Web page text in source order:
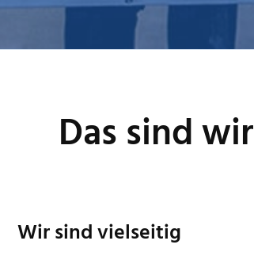
Das sind wir
Wir sind vielseitig